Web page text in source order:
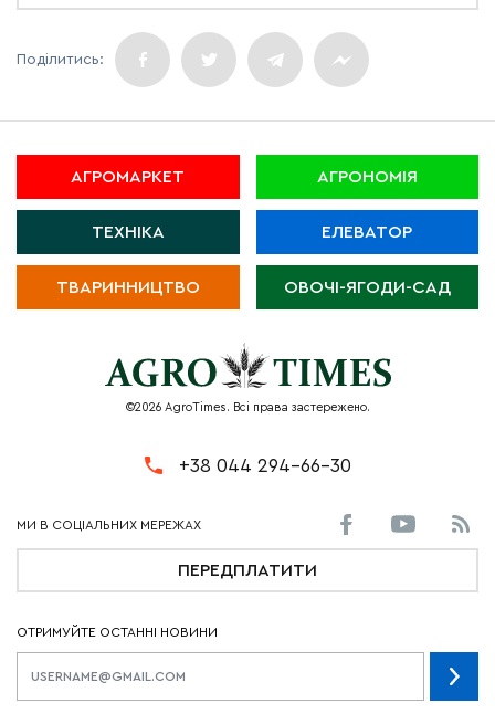
АГРОМАРКЕТ АГРОНОМІЯ
ТЕХНІКА ЕЛЕВАТОР
ТВАРИННИЦТВО ОВОЧІ-ЯГОДИ-САД
©2026 AgroTimes. Всі права застережено.
+38 044 294-66-30
ПЕРЕДПЛАТИТИ
ОТРИМУЙТЕ ОСТАННІ НОВИНИ